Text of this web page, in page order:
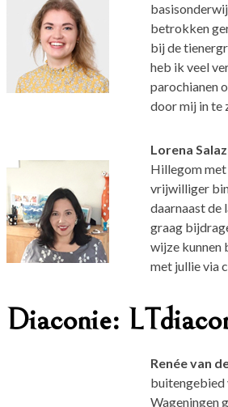
betrokken
bij de
heb ik veel
parochianen
door mij in te
Lorena
Hillegom met
vrijwilliger
daarnaast de
graag
wijze kunnen
met jullie via
Diaconie:
Renée van
buitengebied
Wageningen